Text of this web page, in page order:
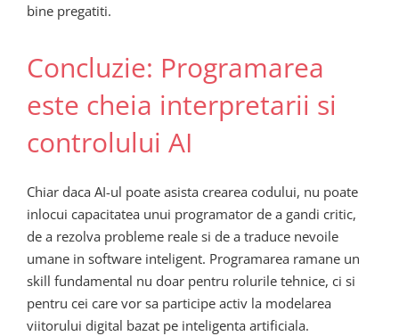
bine pregatiti.
Concluzie: Programarea
este cheia interpretarii si
controlului AI
Chiar daca AI-ul poate asista crearea codului, nu poate
inlocui capacitatea unui programator de a gandi critic,
de a rezolva probleme reale si de a traduce nevoile
umane in software inteligent. Programarea ramane un
skill fundamental nu doar pentru rolurile tehnice, ci si
pentru cei care vor sa participe activ la modelarea
viitorului digital bazat pe inteligenta artificiala.